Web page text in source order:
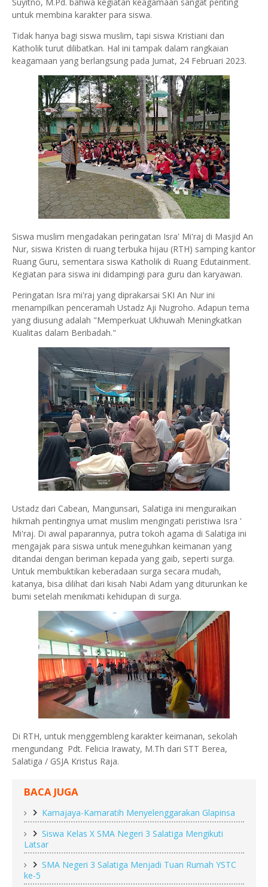
Suyitno, M.Pd. bahwa kegiatan keagamaan sangat penting
untuk membina karakter para siswa.
Tidak hanya bagi siswa muslim, tapi siswa Kristiani dan
Katholik turut dilibatkan. Hal ini tampak dalam rangkaian
keagamaan yang berlangsung pada Jumat, 24 Februari 2023.
Siswa muslim mengadakan peringatan Isra' Mi'raj di Masjid An
Nur, siswa Kristen di ruang terbuka hijau (RTH) samping kantor
Ruang Guru, sementara siswa Katholik di Ruang Edutainment.
Kegiatan para siswa ini didampingi para guru dan karyawan.
Peringatan Isra mi'raj yang diprakarsai SKI An Nur ini
menampilkan penceramah Ustadz Aji Nugroho. Adapun tema
yang diusung adalah "Memperkuat Ukhuwah Meningkatkan
Kualitas dalam Beribadah."
Ustadz dari Cabean, Mangunsari, Salatiga ini menguraikan
hikmah pentingnya umat muslim mengingati peristiwa Isra '
Mi'raj. Di awal paparannya, putra tokoh agama di Salatiga ini
mengajak para siswa untuk meneguhkan keimanan yang
ditandai dengan beriman kepada yang gaib, seperti surga.
Untuk membuktikan keberadaan surga secara mudah,
katanya, bisa dilihat dari kisah Nabi Adam yang diturunkan ke
bumi setelah menikmati kehidupan di surga.
Di RTH, untuk menggembleng karakter keimanan, sekolah
mengundang Pdt. Felicia Irawaty, M.Th dari STT Berea,
Salatiga / GSJA Kristus Raja.
BACA JUGA
Kamajaya-Kamaratih Menyelenggarakan Glapinsa
Siswa Kelas X SMA Negeri 3 Salatiga Mengikuti
Latsar
SMA Negeri 3 Salatiga Menjadi Tuan Rumah YSTC
ke-5